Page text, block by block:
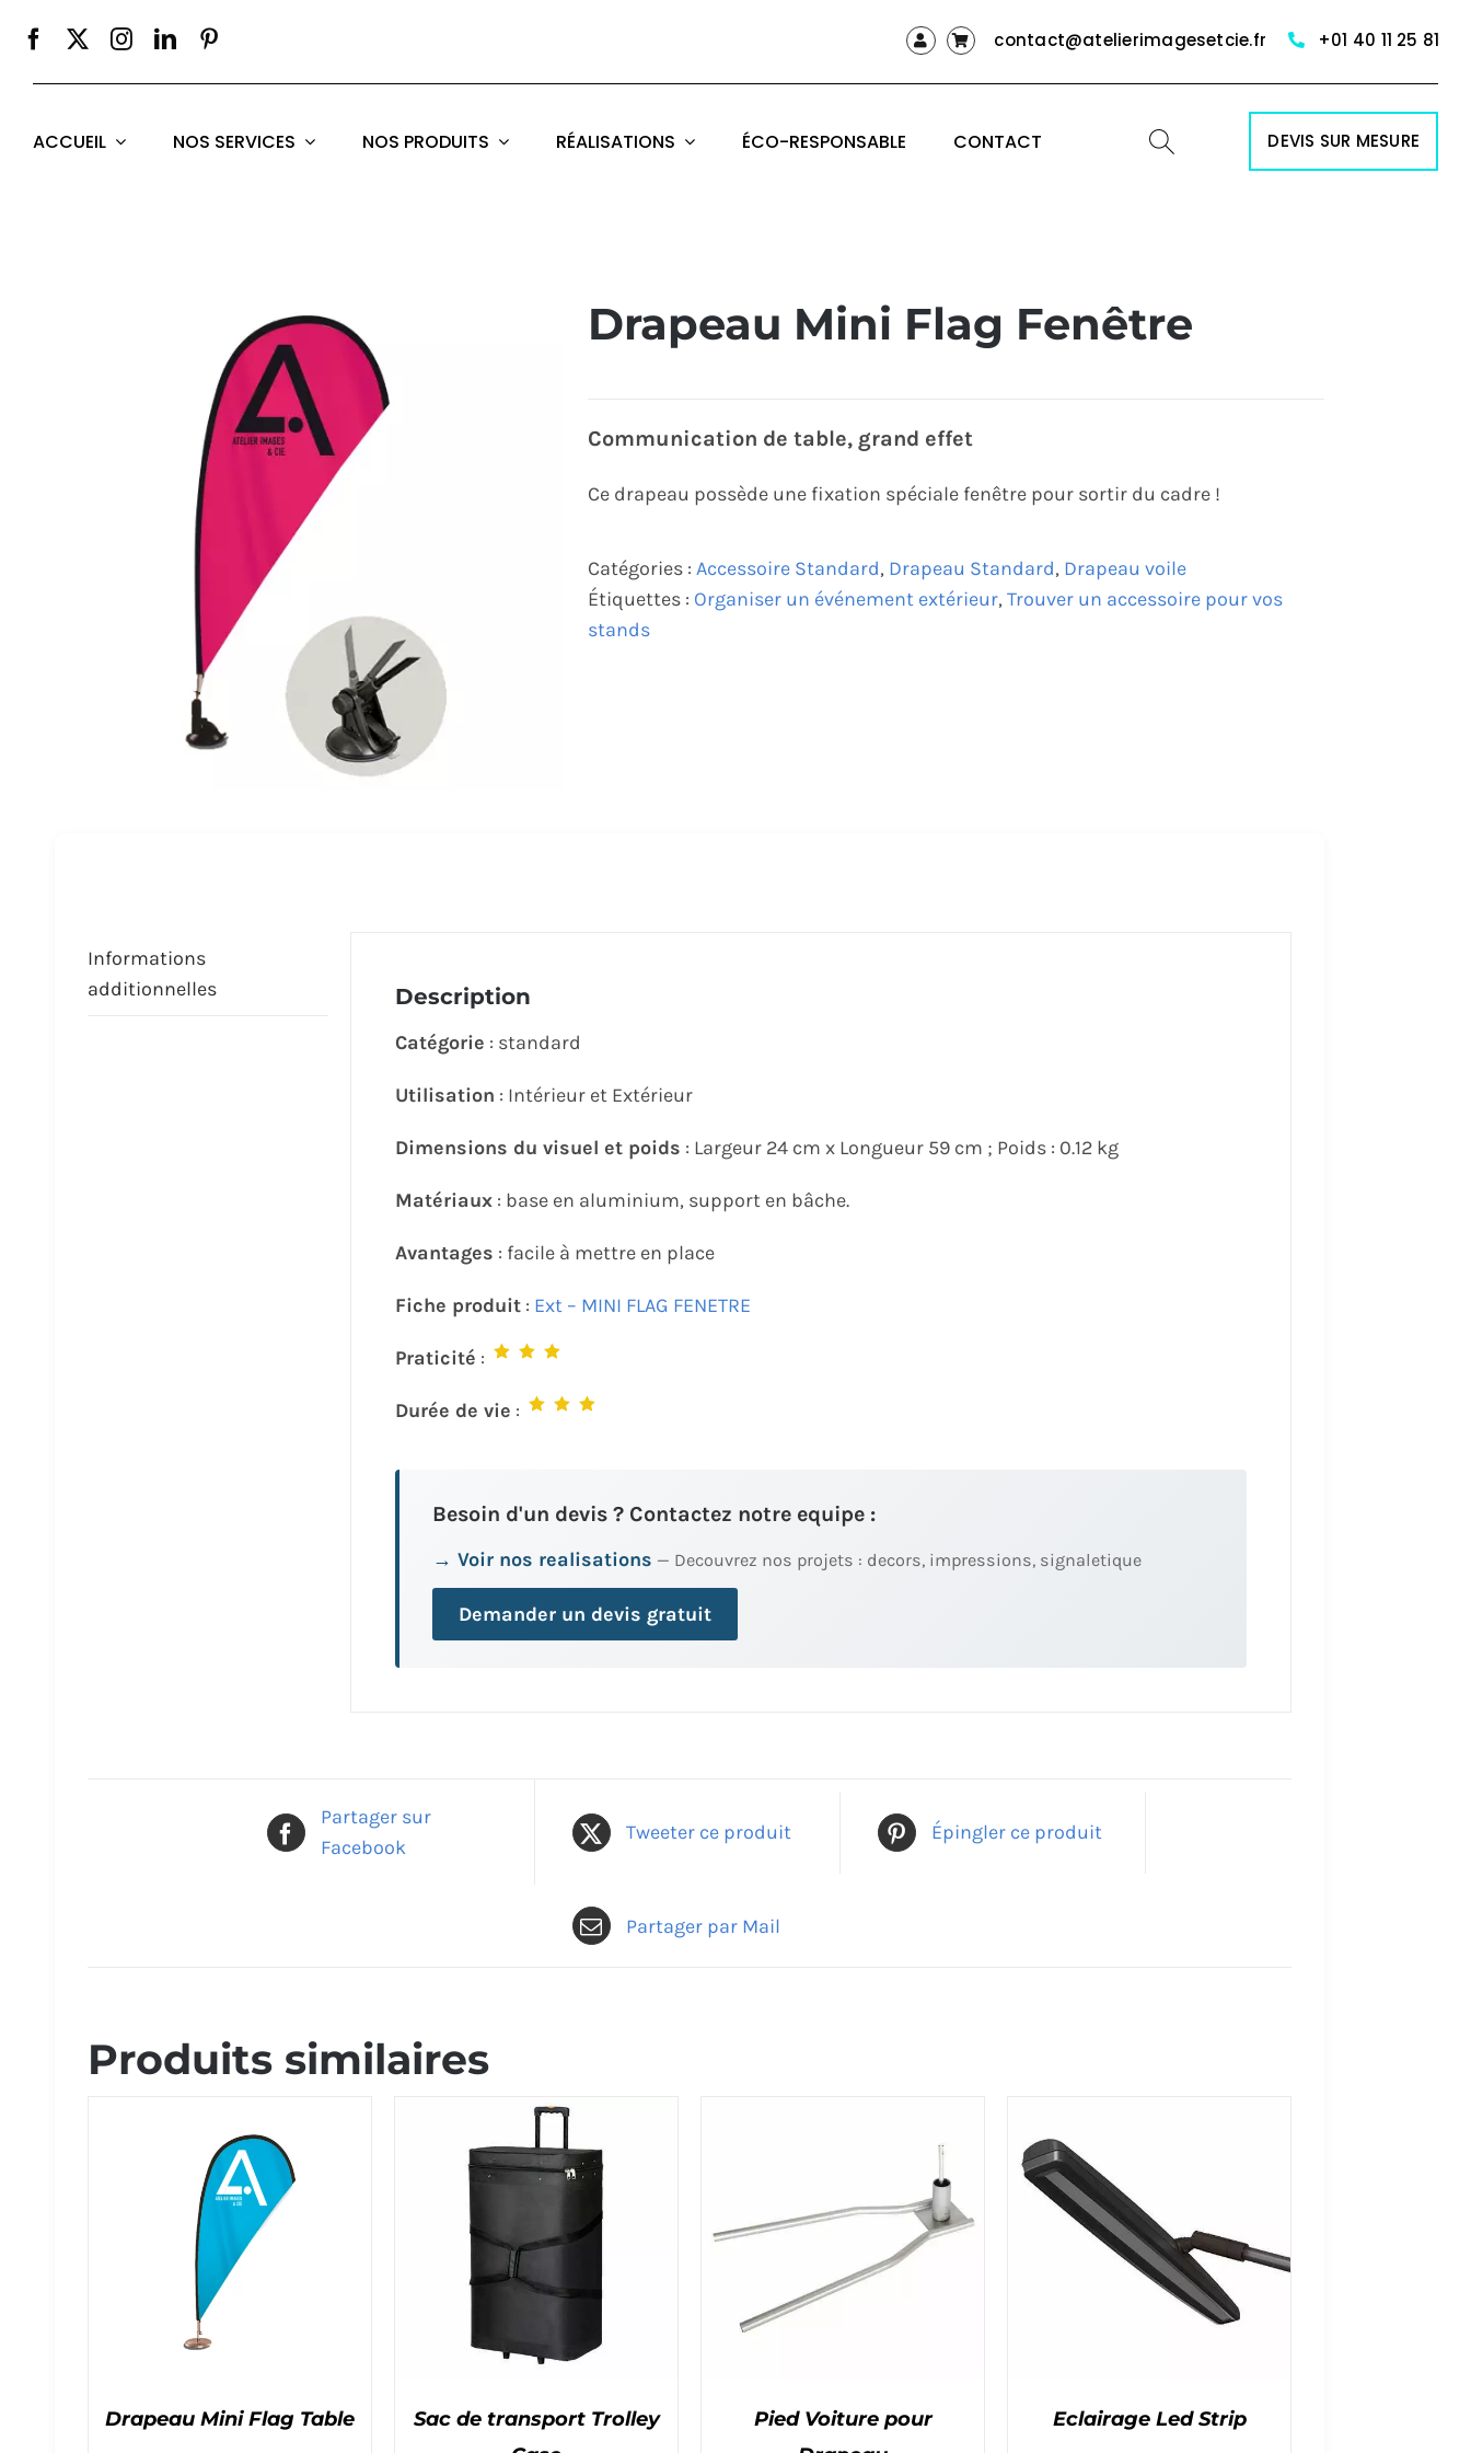
contact@atelierimagesetcie.fr +01 40 11 25 81
ACCUEIL NOS SERVICES NOS PRODUITS RÉALISATIONS ÉCO-RESPONSABLE CONTACT DEVIS SUR MESURE
Drapeau Mini Flag Fenêtre
Communication de table, grand effet
Ce drapeau possède une fixation spéciale fenêtre pour sortir du cadre !
Catégories :Accessoire Standard, Drapeau Standard, Drapeau voile
Étiquettes : Organiser un événement extérieur,Trouver un accessoire pour vos
stands
Informations
additionnelles
Description
Catégorie : standard
Utilisation : Intérieur et Extérieur
Dimensions du visuel et poids : Largeur 24 cm x Longueur 59 cm ; Poids : 0.12 kg
Matériaux : base en aluminium, support en bâche.
Avantages : facile à mettre en place
Fiche produit : Ext – MINI FLAG FENETRE
Praticité :
Durée de vie :
Besoin d'un devis ? Contactez notre equipe :
→ Voir nos realisations — Decouvrez nos projets : decors, impressions, signaletique
Demander un devis gratuit
Partager sur
Facebook
Tweeter ce produit Épingler ce produit
Partager par Mail
Produits similaires
Drapeau Mini Flag Table
Sac de transport Trolley
Pied Voiture pour
Eclairage Led Strip